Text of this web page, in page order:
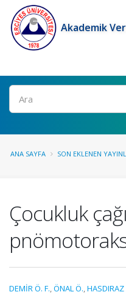
Akademik
Ara
ANA SAYFA SON EKLENEN
Çocukluk
DEMİR Ö. F.,ÖNAL Ö.,HASDIRAZ